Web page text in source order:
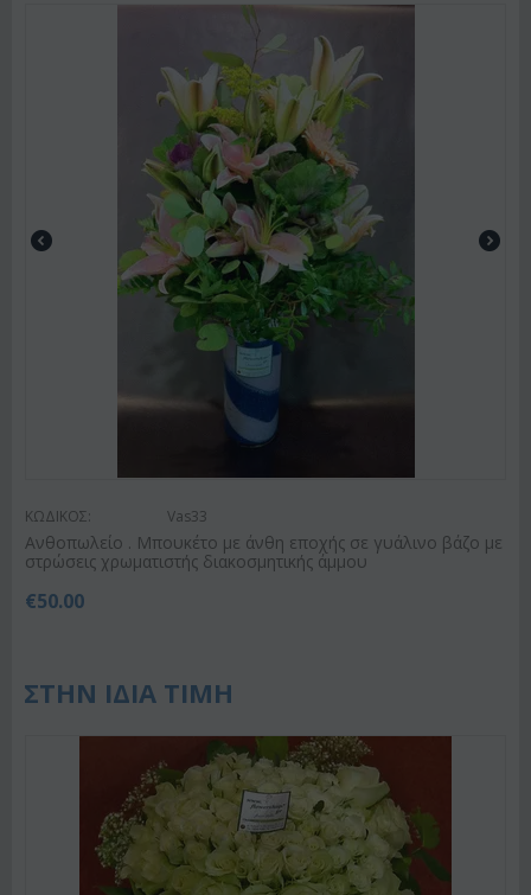
ΚΩΔΙΚΟΣ: Vas33
Ανθοπωλείο . Μπουκέτο με άνθη εποχής σε γυάλινο βάζο με
στρώσεις χρωματιστής διακοσμητικής άμμου
€50.00
ΣΤΗΝ ΙΔΙΑ ΤΙΜΗ